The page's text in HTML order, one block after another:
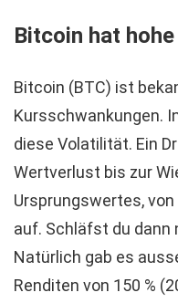
Bitcoin hat
Bitcoin (BTC) ist
Kursschwankungen.
diese Volatilität. Ein
Wertverlust bis zur
Ursprungswertes,
auf. Schläfst du dann
Natürlich gab es
Renditen von 150 %